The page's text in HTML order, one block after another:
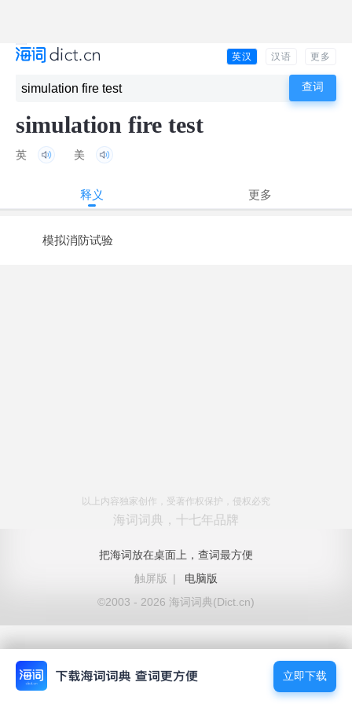
英汉 汉语 更多
simulation fire test
英 美
释义 更多
模拟消防试验
以上内容独家创作，受著作权保护，侵权必究
海词词典，十七年品牌
把海词放在桌面上，查词最方便
触屏版
|
电脑版
©2003 - 2026 海词词典(Dict.cn)
立即下载
立即下载